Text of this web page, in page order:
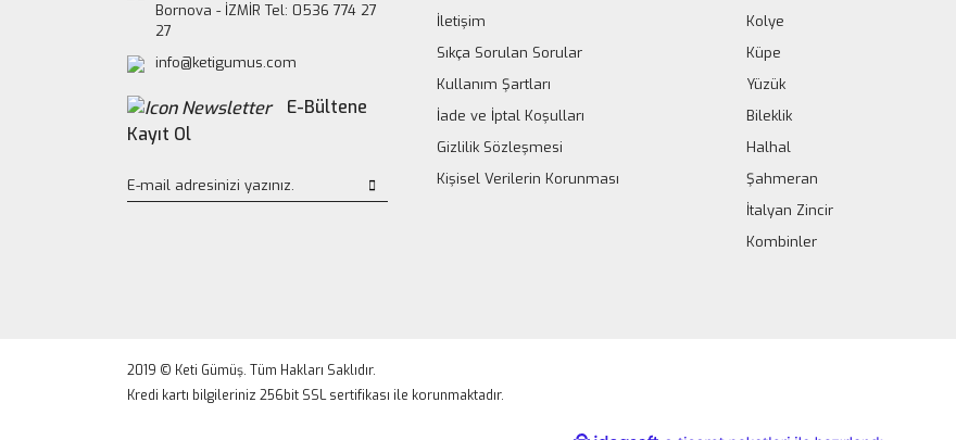
Bornova - İZMİR Tel: 0536 774 27
27
info@ketigumus.com
E-Bültene
Kayıt Ol
İletişim
Sıkça Sorulan Sorular
Kullanım Şartları
İade ve İptal Koşulları
Gizlilik Sözleşmesi
Kişisel Verilerin Korunması
Kolye
Küpe
Yüzük
Bileklik
Halhal
Şahmeran
İtalyan Zincir
Kombinler
2019 © Keti Gümüş. Tüm Hakları Saklıdır.
Kredi kartı bilgileriniz 256bit SSL sertifikası ile korunmaktadır.